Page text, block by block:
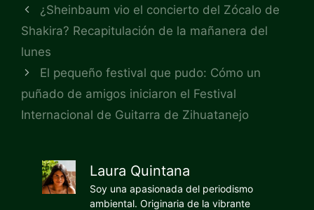
¿Sheinbaum vio el concierto del Zócalo de
Shakira? Recapitulación de la mañanera del
lunes
El pequeño festival que pudo: Cómo un
puñado de amigos iniciaron el Festival
Internacional de Guitarra de Zihuatanejo
Laura Quintana
Soy una apasionada del periodismo
ambiental. Originaria de la vibrante